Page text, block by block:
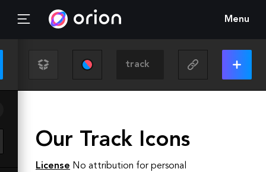
Menu
Our Track Icons
License No attribution for personal